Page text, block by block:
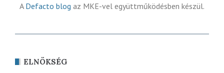
A Defacto blog az MKE-vel együttműködésben készül.
ELNÖKSÉG